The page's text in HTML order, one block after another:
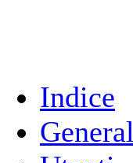
Indice
General